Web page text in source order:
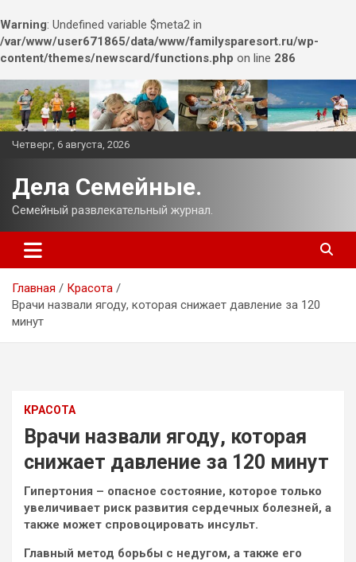
Warning: Undefined variable $meta2 in
/var/www/user671865/data/www/familysparesort.ru/wp-
content/themes/newscard/functions.php on line 286
Перейти
к
содержимому
Четверг, 6 августа, 2026
Дела Семейные.
Семейный развлекательный журнал.
Главная
Красота
Врачи назвали ягоду, которая снижает давление за 120
минут
КРАСОТА
Врачи назвали ягоду, которая
снижает давление за 120 минут
Гипертония – опасное состояние, которое только
увеличивает риск развития сердечных болезней, а
также может спровоцировать инсульт.
Главный метод борьбы с недугом, а также его